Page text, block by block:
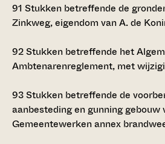
91 Stukken betreffende de
Zinkweg, eigendom van A. de
92Stukken betreffende het
Ambtenarenreglement, met
93Stukken betreffende de
aanbesteding en gunning gebouw
Gemeentewerken annex